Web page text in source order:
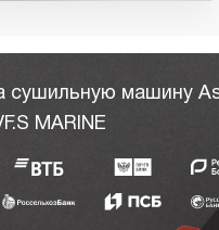
сушильную машину
MARINE